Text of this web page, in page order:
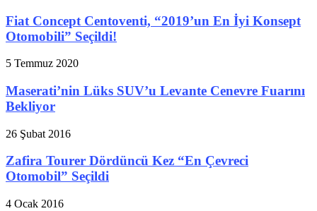
Fiat Concept Centoventi, “2019’un En İyi Konsept
Otomobili” Seçildi!
5 Temmuz 2020
Maserati’nin Lüks SUV’u Levante Cenevre Fuarını
Bekliyor
26 Şubat 2016
Zafira Tourer Dördüncü Kez “En Çevreci
Otomobil” Seçildi
4 Ocak 2016